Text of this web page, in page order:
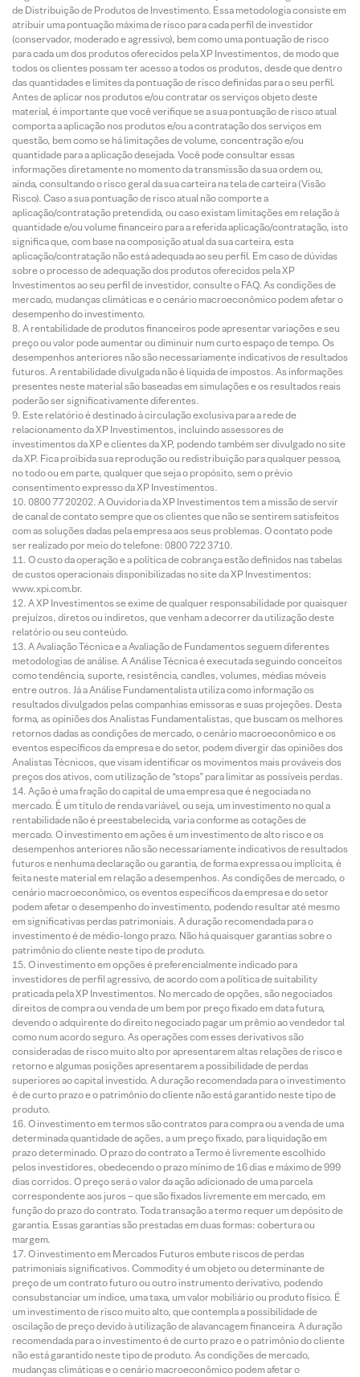
de Distribuição de Produtos de Investimento. Essa metodologia consiste em
atribuir uma pontuação máxima de risco para cada perfil de investidor
(conservador, moderado e agressivo), bem como uma pontuação de risco
para cada um dos produtos oferecidos pela XP Investimentos, de modo que
todos os clientes possam ter acesso a todos os produtos, desde que dentro
das quantidades e limites da pontuação de risco definidas para o seu perfil.
Antes de aplicar nos produtos e/ou contratar os serviços objeto deste
material, é importante que você verifique se a sua pontuação de risco atual
comporta a aplicação nos produtos e/ou a contratação dos serviços em
questão, bem como se há limitações de volume, concentração e/ou
quantidade para a aplicação desejada. Você pode consultar essas
informações diretamente no momento da transmissão da sua ordem ou,
ainda, consultando o risco geral da sua carteira na tela de carteira (Visão
Risco). Caso a sua pontuação de risco atual não comporte a
aplicação/contratação pretendida, ou caso existam limitações em relação à
quantidade e/ou volume financeiro para a referida aplicação/contratação, isto
significa que, com base na composição atual da sua carteira, esta
aplicação/contratação não está adequada ao seu perfil. Em caso de dúvidas
sobre o processo de adequação dos produtos oferecidos pela XP
Investimentos ao seu perfil de investidor, consulte o FAQ. As condições de
mercado, mudanças climáticas e o cenário macroeconômico podem afetar o
desempenho do investimento.
A rentabilidade de produtos financeiros pode apresentar variações e seu
preço ou valor pode aumentar ou diminuir num curto espaço de tempo. Os
desempenhos anteriores não são necessariamente indicativos de resultados
futuros. A rentabilidade divulgada não é líquida de impostos. As informações
presentes neste material são baseadas em simulações e os resultados reais
poderão ser significativamente diferentes.
Este relatório é destinado à circulação exclusiva para a rede de
relacionamento da XP Investimentos, incluindo assessores de
investimentos da XP e clientes da XP, podendo também ser divulgado no site
da XP. Fica proibida sua reprodução ou redistribuição para qualquer pessoa,
no todo ou em parte, qualquer que seja o propósito, sem o prévio
consentimento expresso da XP Investimentos.
0800 77 20202. A Ouvidoria da XP Investimentos tem a missão de servir
de canal de contato sempre que os clientes que não se sentirem satisfeitos
com as soluções dadas pela empresa aos seus problemas. O contato pode
ser realizado por meio do telefone: 0800 722 3710.
O custo da operação e a política de cobrança estão definidos nas tabelas
de custos operacionais disponibilizadas no site da XP Investimentos:
www.xpi.com.br.
A XP Investimentos se exime de qualquer responsabilidade por quaisquer
prejuízos, diretos ou indiretos, que venham a decorrer da utilização deste
relatório ou seu conteúdo.
A Avaliação Técnica e a Avaliação de Fundamentos seguem diferentes
metodologias de análise. A Análise Técnica é executada seguindo conceitos
como tendência, suporte, resistência, candles, volumes, médias móveis
entre outros. Já a Análise Fundamentalista utiliza como informação os
resultados divulgados pelas companhias emissoras e suas projeções. Desta
forma, as opiniões dos Analistas Fundamentalistas, que buscam os melhores
retornos dadas as condições de mercado, o cenário macroeconômico e os
eventos específicos da empresa e do setor, podem divergir das opiniões dos
Analistas Técnicos, que visam identificar os movimentos mais prováveis dos
preços dos ativos, com utilização de “stops” para limitar as possíveis perdas.
Ação é uma fração do capital de uma empresa que é negociada no
mercado. É um título de renda variável, ou seja, um investimento no qual a
rentabilidade não é preestabelecida, varia conforme as cotações de
mercado. O investimento em ações é um investimento de alto risco e os
desempenhos anteriores não são necessariamente indicativos de resultados
futuros e nenhuma declaração ou garantia, de forma expressa ou implícita, é
feita neste material em relação a desempenhos. As condições de mercado, o
cenário macroeconômico, os eventos específicos da empresa e do setor
podem afetar o desempenho do investimento, podendo resultar até mesmo
em significativas perdas patrimoniais. A duração recomendada para o
investimento é de médio-longo prazo. Não há quaisquer garantias sobre o
patrimônio do cliente neste tipo de produto.
O investimento em opções é preferencialmente indicado para
investidores de perfil agressivo, de acordo com a política de suitability
praticada pela XP Investimentos. No mercado de opções, são negociados
direitos de compra ou venda de um bem por preço fixado em data futura,
devendo o adquirente do direito negociado pagar um prêmio ao vendedor tal
como num acordo seguro. As operações com esses derivativos são
consideradas de risco muito alto por apresentarem altas relações de risco e
retorno e algumas posições apresentarem a possibilidade de perdas
superiores ao capital investido. A duração recomendada para o investimento
é de curto prazo e o patrimônio do cliente não está garantido neste tipo de
produto.
O investimento em termos são contratos para compra ou a venda de uma
determinada quantidade de ações, a um preço fixado, para liquidação em
prazo determinado. O prazo do contrato a Termo é livremente escolhido
pelos investidores, obedecendo o prazo mínimo de 16 dias e máximo de 999
dias corridos. O preço será o valor da ação adicionado de uma parcela
correspondente aos juros – que são fixados livremente em mercado, em
função do prazo do contrato. Toda transação a termo requer um depósito de
garantia. Essas garantias são prestadas em duas formas: cobertura ou
margem.
O investimento em Mercados Futuros embute riscos de perdas
patrimoniais significativos. Commodity é um objeto ou determinante de
preço de um contrato futuro ou outro instrumento derivativo, podendo
consubstanciar um índice, uma taxa, um valor mobiliário ou produto físico. É
um investimento de risco muito alto, que contempla a possibilidade de
oscilação de preço devido à utilização de alavancagem financeira. A duração
recomendada para o investimento é de curto prazo e o patrimônio do cliente
não está garantido neste tipo de produto. As condições de mercado,
mudanças climáticas e o cenário macroeconômico podem afetar o